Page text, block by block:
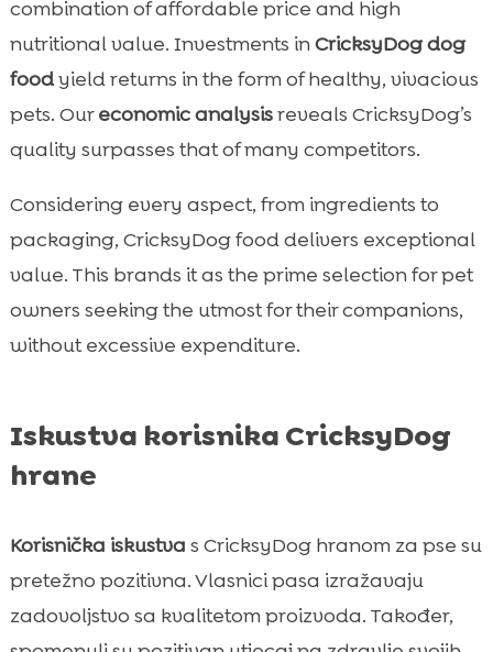
combination of affordable price and high
nutritional value. Investments inCricksyDog dog
foodyield returns in the form of healthy, vivacious
pets. Oureconomic analysisreveals CricksyDog’s
quality surpasses that of many competitors.
Considering every aspect, from ingredients to
packaging, CricksyDog food delivers exceptional
value. This brands it as the prime selection for pet
owners seeking the utmost for their companions,
without excessive expenditure.
Iskustva korisnika CricksyDog
hrane
Korisnička iskustva s CricksyDog hranom za pse su
pretežno pozitivna. Vlasnici pasa izražavaju
zadovoljstvo sa kvalitetom proizvoda. Također,